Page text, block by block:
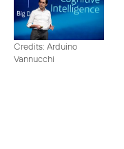
Credits: Arduino
Vannucchi